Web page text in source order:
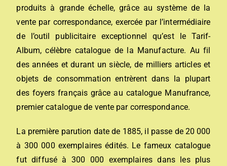
produits à grande échelle, grâce au système de la
vente par correspondance, exercée par l’intermédiaire
de l’outil publicitaire exceptionnel qu’est le Tarif-
Album, célèbre catalogue de la Manufacture. Au fil
des années et durant un siècle, de milliers articles et
objets de consommation entrèrent dans la plupart
des foyers français grâce au catalogue Manufrance,
premier catalogue de vente par correspondance.
La première parution date de 1885, il passe de 20 000
à 300 000 exemplaires édités. Le fameux catalogue
fut diffusé à 300 000 exemplaires dans les plus